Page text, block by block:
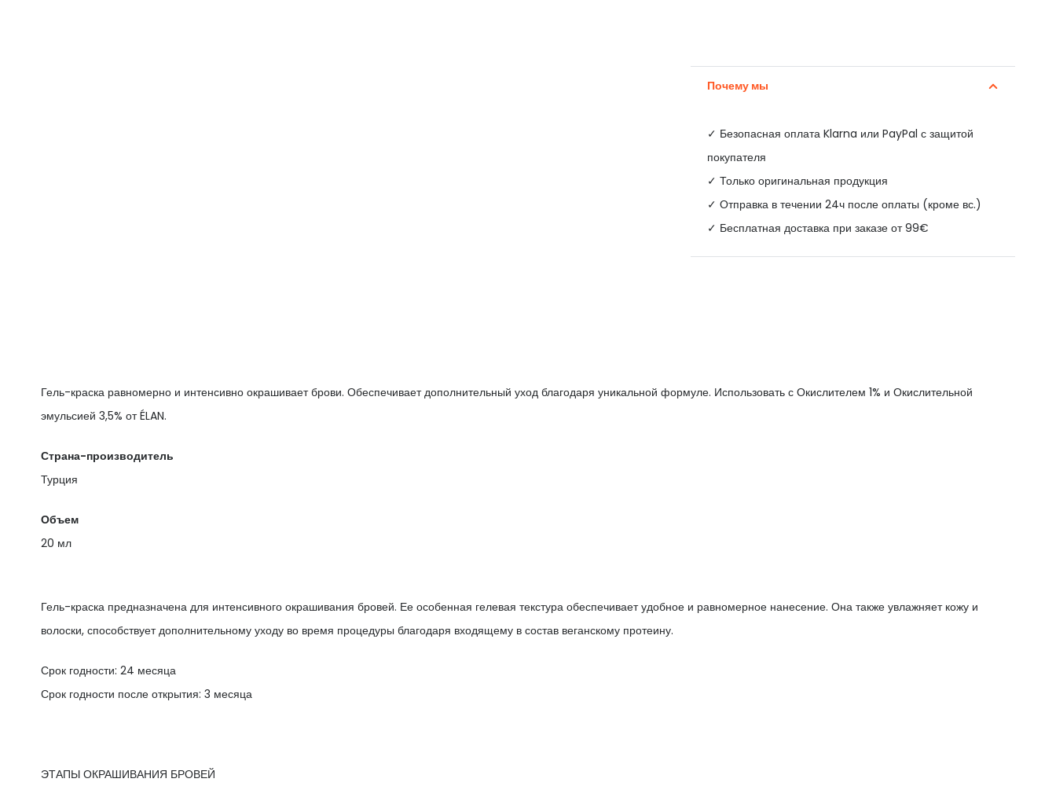
Почему мы
✓ Безопасная оплата Klarna или PayPal с защитой
покупателя
✓ Только оригинальная продукция
✓ Отправка в течении 24ч после оплаты (кроме вс.)
✓ Бесплатная доставка при заказе от 99€
Гель-краска равномерно и интенсивно окрашивает брови. Обеспечивает дополнительный уход благодаря уникальной формуле. Использовать с Окислителем 1% и Окислительной
эмульсией 3,5% от ÉLAN.
Страна-производитель
Турция
Объем
20 мл
Гель-краска предназначена для интенсивного окрашивания бровей. Ее особенная гелевая текстура обеспечивает удобное и равномерное нанесение. Она также увлажняет кожу и
волоски, способствует дополнительному уходу во время процедуры благодаря входящему в состав веганскому протеину.
Срок годности: 24 месяца
Срок годности после открытия: 3 месяца
ЭТАПЫ ОКРАШИВАНИЯ БРОВЕЙ